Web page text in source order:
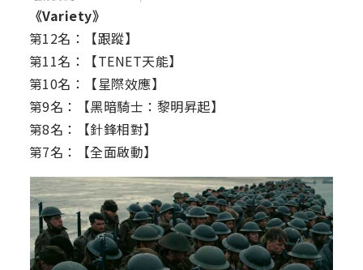
《Variety》
第12名：【跟蹤】
第11名：【TENET天能】
第10名：【星際效應】
第9名：【黑暗騎士：黎明昇起】
第8名：【針鋒相對】
第7名：【全面啟動】